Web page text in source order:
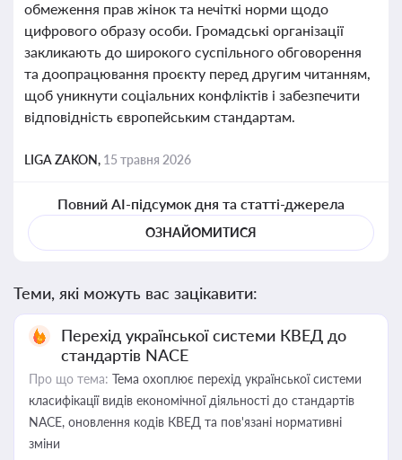
обмеження прав жінок та нечіткі норми щодо
цифрового образу особи. Громадські організації
закликають до широкого суспільного обговорення
та доопрацювання проєкту перед другим читанням,
щоб уникнути соціальних конфліктів і забезпечити
відповідність європейським стандартам.
LIGA ZAKON, 15 травня 2026
Повний AI-підсумок дня та статті-джерела
ОЗНАЙОМИТИСЯ
Теми, які можуть вас зацікавити:
Перехід української системи КВЕД до
стандартів NACE
Про що тема: Тема охоплює перехід української системи
класифікації видів економічної діяльності до стандартів
NACE, оновлення кодів КВЕД та пов'язані нормативні
зміни